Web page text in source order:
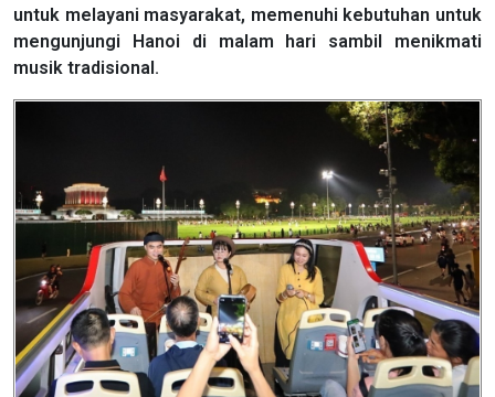
untuk melayani masyarakat, memenuhi kebutuhan untuk
mengunjungi Hanoi di malam hari sambil menikmati
musik tradisional.